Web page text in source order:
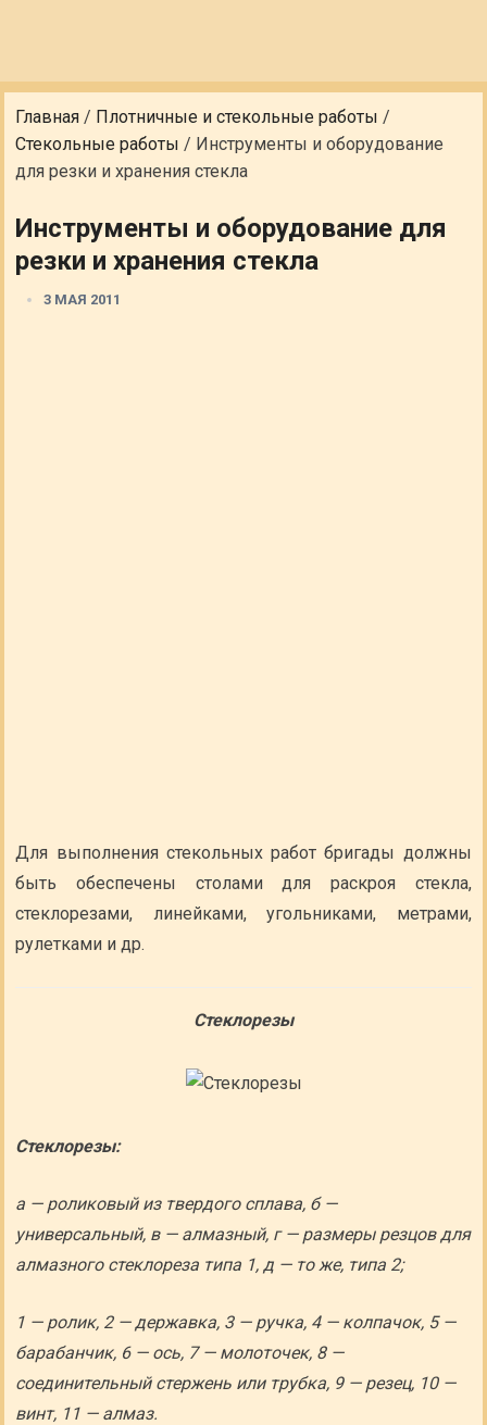
Главная / Плотничные и стекольные работы /
Стекольные работы / Инструменты и оборудование
для резки и хранения стекла
Инструменты и оборудование для
резки и хранения стекла
3 МАЯ 2011
Для выполнения стекольных работ бригады должны
быть обеспечены столами для раскроя стекла,
стеклорезами, линейками, угольниками, метрами,
рулетками и др.
Стеклорезы
Стеклорезы:
а — роликовый из твердого сплава, б —
универсальный, в — алмазный, г — размеры резцов для
алмазного стеклореза типа 1, д — то же, типа 2;
1 — ролик, 2 — державка, 3 — ручка, 4 — колпачок, 5 —
барабанчик, 6 — ось, 7 — молоточек, 8 —
соединительный стержень или трубка, 9 — резец, 10 —
винт, 11 — алмаз.